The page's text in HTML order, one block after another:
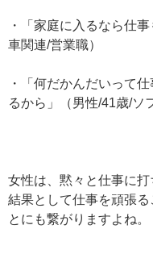
・「家庭に入るなら仕
車関連/営業職）
・「何だかんだいって
るから」（男性/41歳/ソ
女性は、黙々と仕事に打
結果として仕事を頑張
とにも繋がりますよね。